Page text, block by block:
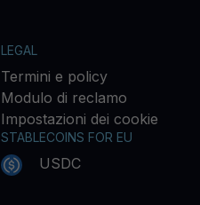
LEGAL
Termini e policy
Modulo di reclamo
Impostazioni dei cookie
STABLECOINS FOR EU
USDC